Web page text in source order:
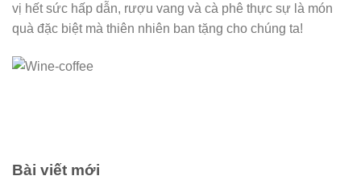
vị hết sức hấp dẫn, rượu vang và cà phê thực sự là món
quà đặc biệt mà thiên nhiên ban tặng cho chúng ta!
Bài viết mới